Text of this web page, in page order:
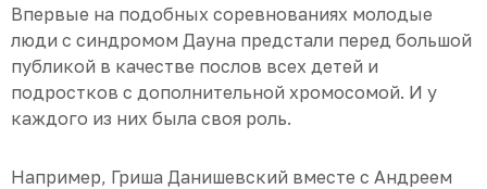
Впервые на подобных соревнованиях молодые
люди с синдромом Дауна предстали перед большой
публикой в качестве послов всех детей и
подростков с дополнительной хромосомой. И у
каждого из них была своя роль.
Например, Гриша Данишевский вместе с Андреем